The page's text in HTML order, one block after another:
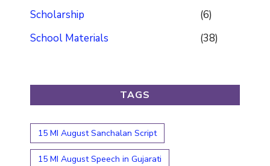
Scholarship
(6)
School Materials
(38)
TAGS
15 MI August Sanchalan Script
15 MI August Speech in Gujarati